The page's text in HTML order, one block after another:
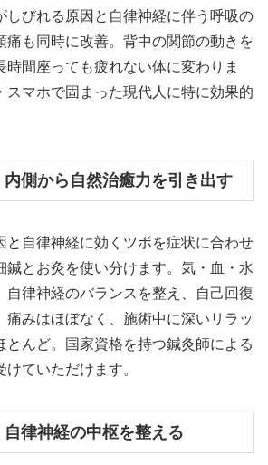
しびれる原因と自律神経に伴う呼吸の
痛も同時に改善。背中の関節の動きを
時間座っても疲れない体に変わりま
スマホで固まった現代人に特に効果的
側から自然治癒力を引き出す
と自律神経に効くツボを症状に合わせ
鍼とお灸を使い分けます。気・血・水
自律神経のバランスを整え、自己回復
痛みはほぼなく、施術中に深いリラッ
とんど。国家資格を持つ鍼灸師による
ていただけます。
律神経の中枢を整える